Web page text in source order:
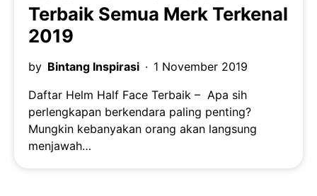
Terbaik Semua Merk Terkenal
2019
by Bintang Inspirasi
1 November 2019
Daftar Helm Half Face Terbaik – Apa sih
perlengkapan berkendara paling penting?
Mungkin kebanyakan orang akan langsung
menjawah…